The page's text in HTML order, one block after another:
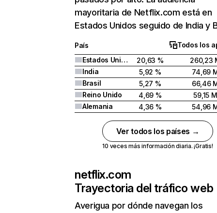
mayoritaria de Netflix.com está en
Estados Unidos seguido de India y
País
Todos los
Estados Unidos
20,63 %
260,23
India
5,92 %
74,69
Brasil
5,27 %
66,46
Reino Unido
4,69 %
59,15 M
Alemania
4,36 % 54,96
Ver todos los países →
10 veces más información diaria. ¡Gratis!
netflix.com
Trayectoria del tráfico web
Averigua por dónde navegan los